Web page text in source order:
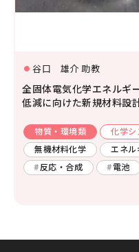
谷口 雄介 助教
全固体電気化学エネルギ
低減に向けた新規材料設
物質・環境類
化学シ
無機材料化学
エネル
反応・合成
電池